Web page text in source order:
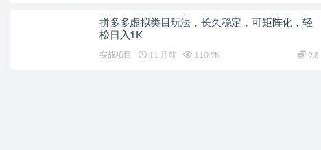
拼多多虚拟类目玩法，长久稳定，可矩阵化，轻
松日入1K
实战项目 11 月前 110.9K 9.8